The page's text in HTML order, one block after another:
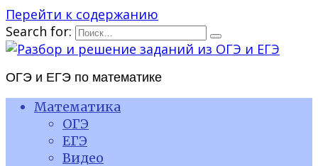
Перейти к содержанию
Search for:
ОГЭ и ЕГЭ по математике
Математика
ОГЭ
ЕГЭ
Видео